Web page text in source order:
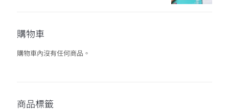
購物車
購物車內沒有任何商品。
商品標籤